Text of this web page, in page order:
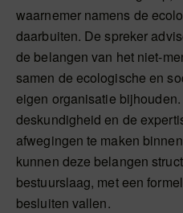
waarnemer namens de
daarbuiten. De spreker
de belangen van het niet-
samen de ecologische en
eigen organisatie
deskundigheid en de
afwegingen te maken
kunnen deze belangen
bestuurslaag, met een
besluiten vallen.